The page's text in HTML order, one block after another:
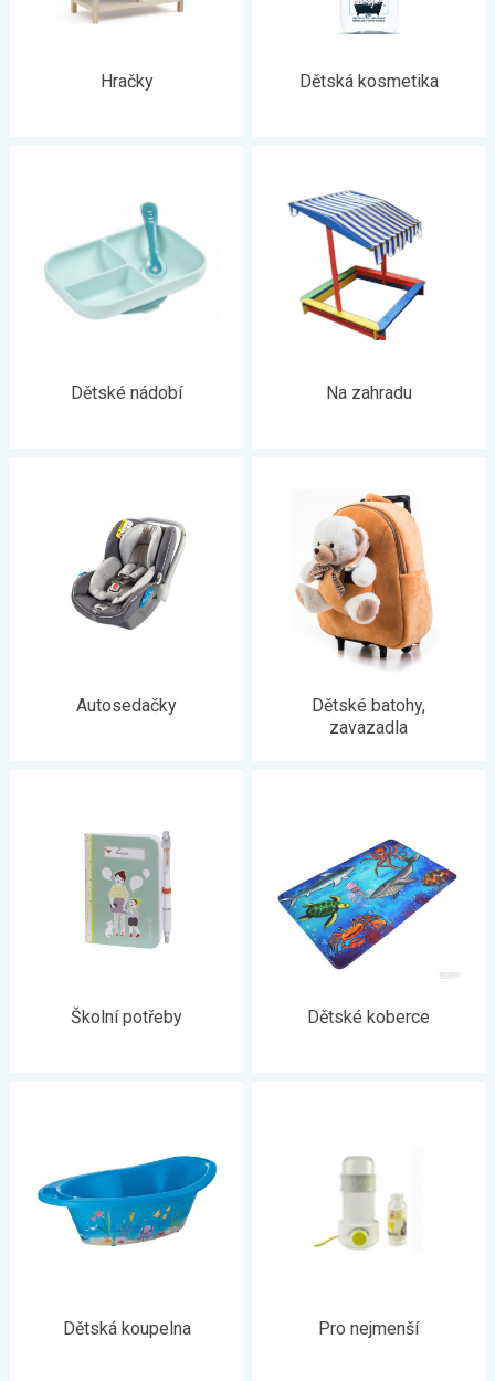
Hračky Dětská kosmetika
Dětské nádobí Na zahradu
Autosedačky
Dětské batohy,
zavazadla
Školní potřeby Dětské koberce
Dětská koupelna Pro nejmenší